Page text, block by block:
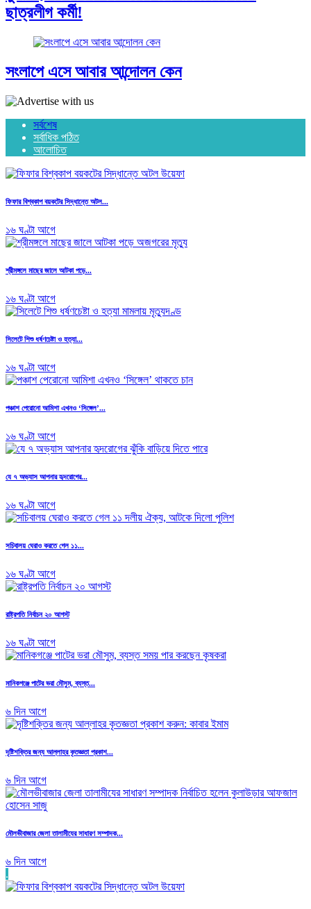
ছাত্রলীগ কর্মী!
সংলাপে এসে আবার আন্দোলন কেন
সর্বশেষ
সর্বাধিক পঠিত
আলোচিত
ফিফার বিশ্বকাপ বয়কটের সিদ্ধান্তে অটল...
১৬ ঘণ্টা আগে
শ্রীমঙ্গলে মাছের জালে আটকা পড়ে...
১৬ ঘণ্টা আগে
সিলেটে শিশু ধর্ষণচেষ্টা ও হত্যা...
১৬ ঘণ্টা আগে
পঞ্চাশ পেরোনো আমিশা এখনও ‘সিঙ্গেল’...
১৬ ঘণ্টা আগে
যে ৭ অভ্যাস আপনার হৃদরোগের...
১৬ ঘণ্টা আগে
সচিবালয় ঘেরাও করতে গেল ১১...
১৬ ঘণ্টা আগে
রাষ্ট্রপতি নির্বাচন ২০ আগস্ট
১৬ ঘণ্টা আগে
মানিকগঞ্জে পাটের ভরা মৌসুম, ব্যস্ত...
৬ দিন আগে
দৃষ্টিশক্তির জন্য আল্লাহর কৃতজ্ঞতা প্রকাশ...
৬ দিন আগে
মৌলভীবাজার জেলা তালামীযের সাধারণ সম্পাদক...
৬ দিন আগে
.